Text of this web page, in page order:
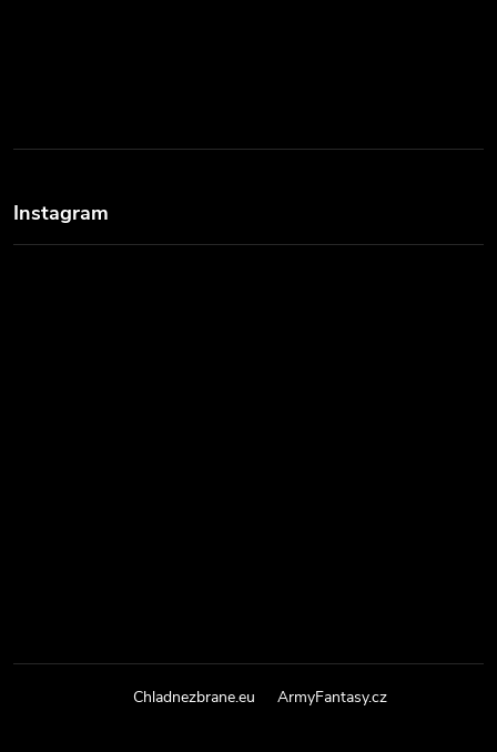
Instagram
Chladnezbrane.eu ArmyFantasy.cz